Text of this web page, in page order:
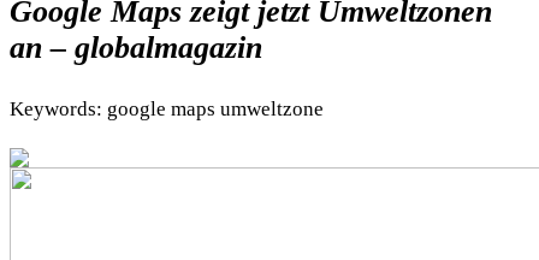
Google Maps zeigt jetzt Umweltzonen
an – globalmagazin
Keywords: google maps umweltzone